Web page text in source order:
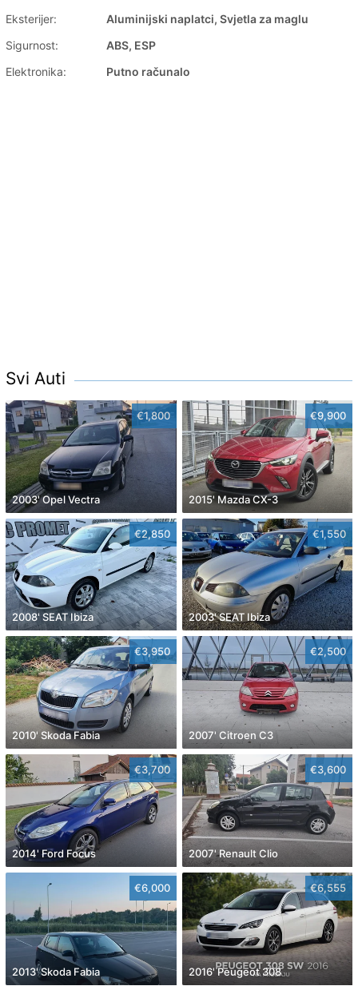
Eksterijer:
Aluminijski naplatci, Svjetla za maglu
Sigurnost:
ABS, ESP
Elektronika:
Putno računalo
Svi Auti
€1,800
2003' Opel Vectra
€9,900
2015' Mazda CX-3
€2,850
2008' SEAT Ibiza
€1,550
2003' SEAT Ibiza
€3,950
2010' Skoda Fabia
€2,500
2007' Citroen C3
€3,700
2014' Ford Focus
€3,600
2007' Renault Clio
€6,000
2013' Skoda Fabia
€6,555
2016' Peugeot 308